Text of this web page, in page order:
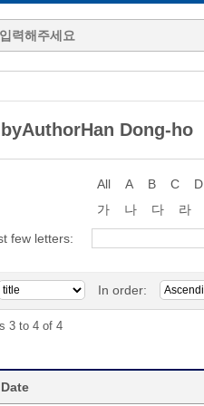
Dong-ho
All A B C D
가
나 다 라
few letters:
In order:
3 to 4 of 4